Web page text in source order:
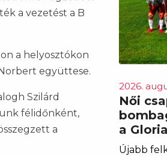
a vezetést a B
a helyosztókon
együttese.
Szilárd
félidőnként,
a
2026.
Női
a
Újabb